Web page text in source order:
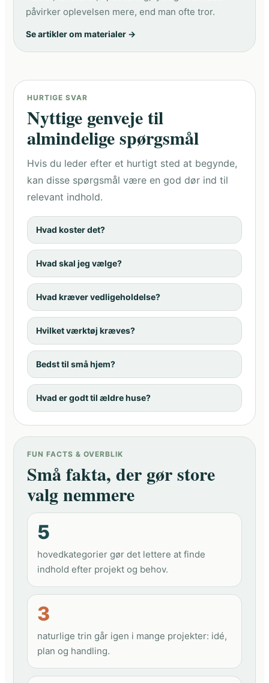
påvirker oplevelsen mere, end man ofte tror.
Se artikler om materialer →
HURTIGE SVAR
Nyttige genveje til
almindelige spørgsmål
Hvis du leder efter et hurtigt sted at begynde,
kan disse spørgsmål være en god dør ind til
relevant indhold.
Hvad koster det?
Hvad skal jeg vælge?
Hvad kræver vedligeholdelse?
Hvilket værktøj kræves?
Bedst til små hjem?
Hvad er godt til ældre huse?
FUN FACTS & OVERBLIK
Små fakta, der gør store
valg nemmere
5
hovedkategorier gør det lettere at finde
indhold efter projekt og behov.
3
naturlige trin går igen i mange projekter: idé,
plan og handling.